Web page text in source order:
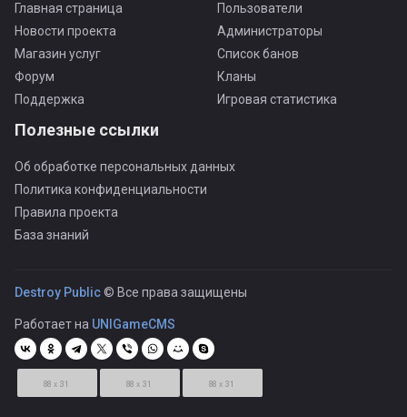
Главная страница
Новости проекта
Магазин услуг
Форум
Поддержка
Пользователи
Администраторы
Список банов
Кланы
Игровая статистика
Полезные ссылки
Об обработке персональных данных
Политика конфиденциальности
Правила проекта
База знаний
Destroy Public© Все права защищены
Работает на UNIGameCMS